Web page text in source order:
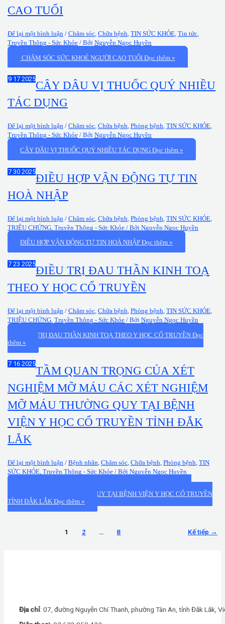
CAO TUỔI
Để lại một bình luận / Chăm sóc, Chữa bệnh, TIN SỨC KHỎE, Tin tức,
Truyền Thông - Sức Khỏe/ Bởi Nguyễn Ngọc Huyền
CHĂM SÓC SỨC KHOẺ NGƯỜI CAO TUỔIĐọc thêm »
Th9 17 2025
CÂY DÂU VỊ THUỐC QUÝ NHIỀU
TÁC DỤNG
Để lại một bình luận / Chăm sóc, Chữa bệnh, Phòng bệnh, TIN SỨC KHỎE,
Truyền Thông - Sức Khỏe/ Bởi Nguyễn Ngọc Huyền
CÂY DÂU VỊ THUỐC QUÝ NHIỀU TÁC DỤNGĐọc thêm »
Th7 30 2025
ĐIỀU HỢP VẬN ĐỘNG TỰ TIN
HOÀ NHẬP
Để lại một bình luận / Chăm sóc, Chữa bệnh Phòng bệnh TIN SỨC KHỎE,
TRIỆU CHỨNG, Truyền Thông - Sức Khỏe/ Bởi Nguyễn Ngọc Huyền
ĐIỀU HỢP VẬN ĐỘNG TỰ TIN HOÀ NHẬPĐọc thêm »
Th7 23 2025
ĐIỀU TRỊ ĐAU THẦN KINH TOẠ
THEO Y HỌC CỔ TRUYỀN
Để lại một bình luận / Chăm sóc, Chữa bệnh, Phòng bệnh, TIN SỨC KHỎE,
TRIỆU CHỨNG, Truyền Thông - Sức Khỏe/ Bởi Nguyễn Ngọc Huyền
ĐIỀU TRỊ ĐAU THẦN KINH TOẠ THEO Y HỌC CỔ TRUYỀNĐọc
thêm »
Th7 16 2025
TẦM QUAN TRỌNG CỦA XÉT
NGHIỆM MỠ MÁU CÁC XÉT NGHIỆM
MỠ MÁU THƯỜNG QUY TẠI BỆNH
VIỆN Y HỌC CỔ TRUYỀN TỈNH ĐẮK
LẮK
Để lại một bình luận / Bệnh nhân Chăm sóc, Chữa bệnh Phòng bệnh TIN
SỨC KHỎE, Truyền Thông - Sức Khỏe/ Bởi Nguyễn Ngọc Huyền
NGHIỆM MỠ MÁU THƯỜNG QUY TẠI BỆNH VIỆN Y HỌC CỔ TRUYỀN
TỈNH ĐẮK LẮKĐọc thêm »
1 2 … 8 Kế tiếp →
Địa chỉ: 07, đường Nguyễn Chí Thanh, phường Tân An, tỉnh Đắk Lắk,